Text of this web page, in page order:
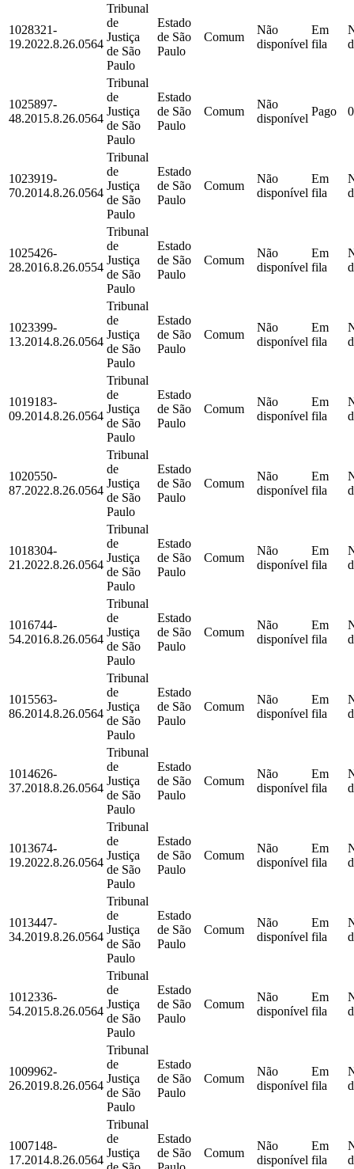
1028321-
19.2022.8.26.0564
Tribunal
de
Justiça
de São
Paulo
Estado
de São
Paulo
Comum
Não
disponível
Em
fila
1025897-
48.2015.8.26.0564
Tribunal
de
Justiça
de São
Paulo
Estado
de São
Paulo
Comum
Não
disponível
Pago
1023919-
70.2014.8.26.0564
Tribunal
de
Justiça
de São
Paulo
Estado
de São
Paulo
Comum
Não
disponível
Em
fila
1025426-
28.2016.8.26.0554
Tribunal
de
Justiça
de São
Paulo
Estado
de São
Paulo
Comum
Não
disponível
Em
fila
1023399-
13.2014.8.26.0564
Tribunal
de
Justiça
de São
Paulo
Estado
de São
Paulo
Comum
Não
disponível
Em
fila
1019183-
09.2014.8.26.0564
Tribunal
de
Justiça
de São
Paulo
Estado
de São
Paulo
Comum
Não
disponível
Em
fila
1020550-
87.2022.8.26.0564
Tribunal
de
Justiça
de São
Paulo
Estado
de São
Paulo
Comum
Não
disponível
Em
fila
1018304-
21.2022.8.26.0564
Tribunal
de
Justiça
de São
Paulo
Estado
de São
Paulo
Comum
Não
disponível
Em
fila
1016744-
54.2016.8.26.0564
Tribunal
de
Justiça
de São
Paulo
Estado
de São
Paulo
Comum
Não
disponível
Em
fila
1015563-
86.2014.8.26.0564
Tribunal
de
Justiça
de São
Paulo
Estado
de São
Paulo
Comum
Não
disponível
Em
fila
1014626-
37.2018.8.26.0564
Tribunal
de
Justiça
de São
Paulo
Estado
de São
Paulo
Comum
Não
disponível
Em
fila
1013674-
19.2022.8.26.0564
Tribunal
de
Justiça
de São
Paulo
Estado
de São
Paulo
Comum
Não
disponível
Em
fila
1013447-
34.2019.8.26.0564
Tribunal
de
Justiça
de São
Paulo
Estado
de São
Paulo
Comum
Não
disponível
Em
fila
1012336-
54.2015.8.26.0564
Tribunal
de
Justiça
de São
Paulo
Estado
de São
Paulo
Comum
Não
disponível
Em
fila
1009962-
26.2019.8.26.0564
Tribunal
de
Justiça
de São
Paulo
Estado
de São
Paulo
Comum
Não
disponível
Em
fila
1007148-
17.2014.8.26.0564
Tribunal
de
Justiça
Estado
de São
Comum
Não
disponível
Em
fila